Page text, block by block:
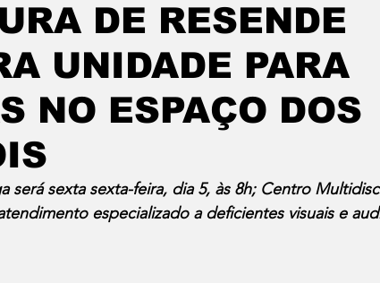
dos Reis Barra do Piraí Barra Mansa
DE RESENDE
UNIDADE PARA
NO ESPAÇO DOS
será sexta sexta-feira, dia 5, às 8h; Centro
especializado a deficientes visuais e